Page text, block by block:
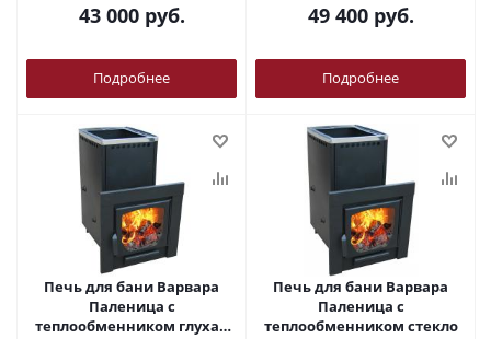
43 000руб.
Подробнее
49 400руб.
Подробнее
Печь для бани Варвара
Паленица с
теплообменником глухая
Печь для бани Варвара
Паленица с
теплообменником стекло